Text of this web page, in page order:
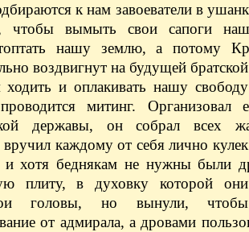
к нам завоеватели в
чтобы вымыть свои сапоги
нашу землю, а потому
воздвигнут на будущей
и оплакивать нашу
митинг. Организовал
державы, он собрал всех
каждому от себя лично
и хотя беднякам не нужны были
плиту, в духовку которой
головы, но вынули,
от адмирала, а дровами